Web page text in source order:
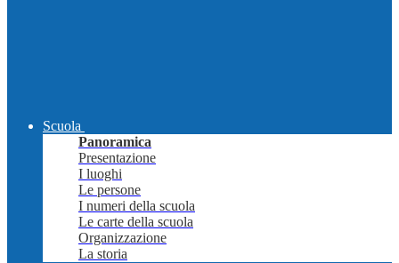
Scuola
Panoramica
Presentazione
I luoghi
Le persone
I numeri della scuola
Le carte della scuola
Organizzazione
La storia